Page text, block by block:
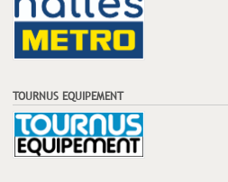
TOURNUS EQUIPEMENT